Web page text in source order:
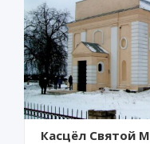
Касцёл Святой